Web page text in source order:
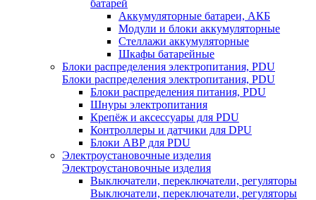
батарей
Аккумуляторные батареи, АКБ
Модули и блоки аккумуляторные
Стеллажи аккумуляторные
Шкафы батарейные
Блоки распределения электропитания, PDU
Блоки распределения электропитания, PDU
Блоки распределения питания, PDU
Шнуры электропитания
Крепёж и аксессуары для PDU
Контроллеры и датчики для DPU
Блоки АВР для PDU
Электроустановочные изделия
Электроустановочные изделия
Выключатели, переключатели, регуляторы
Выключатели, переключатели, регуляторы